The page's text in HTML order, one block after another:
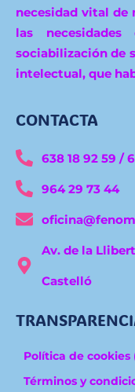
necesidad vital de
las
sociabilización de
intelectual, que
CONTACTA
638 18 92 59 /
964 29 73 44
Av. de la
Castelló
Política de cookies
Términos y